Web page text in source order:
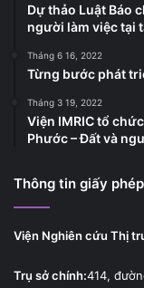
Dự thảo Luật Báo
người làm việc tại
Tháng 6 16, 2022
Từng bước phát
Tháng 3 19, 2022
Viện IMRIC tổ
Phước – Đất và
Thông tin giấy
Viện Nghiên cứu Thị
Trụ sở chính:414,